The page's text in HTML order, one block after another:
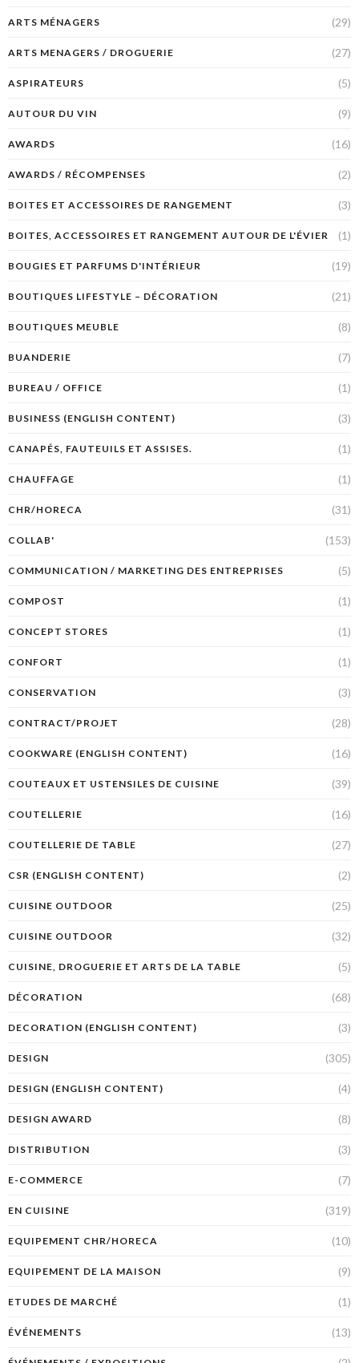
ARTS MÉNAGERS (29)
ARTS MENAGERS / DROGUERIE (27)
ASPIRATEURS (5)
AUTOUR DU VIN (9)
AWARDS (16)
AWARDS / RÉCOMPENSES (2)
BOITES ET ACCESSOIRES DE RANGEMENT (3)
BOITES, ACCESSOIRES ET RANGEMENT AUTOUR DE L'ÉVIER (1)
BOUGIES ET PARFUMS D'INTÉRIEUR (19)
BOUTIQUES LIFESTYLE – DÉCORATION (21)
BOUTIQUES MEUBLE (8)
BUANDERIE (7)
BUREAU / OFFICE (1)
BUSINESS (ENGLISH CONTENT) (3)
CANAPÉS, FAUTEUILS ET ASSISES. (1)
CHAUFFAGE (1)
CHR/HORECA (31)
COLLAB' (153)
COMMUNICATION / MARKETING DES ENTREPRISES (5)
COMPOST (1)
CONCEPT STORES (1)
CONFORT (1)
CONSERVATION (3)
CONTRACT/PROJET (28)
COOKWARE (ENGLISH CONTENT) (16)
COUTEAUX ET USTENSILES DE CUISINE (39)
COUTELLERIE (16)
COUTELLERIE DE TABLE (27)
CSR (ENGLISH CONTENT) (2)
CUISINE OUTDOOR (25)
CUISINE OUTDOOR (32)
CUISINE, DROGUERIE ET ARTS DE LA TABLE (5)
DÉCORATION (68)
DECORATION (ENGLISH CONTENT) (3)
DESIGN (305)
DESIGN (ENGLISH CONTENT) (4)
DESIGN AWARD (8)
DISTRIBUTION (3)
E-COMMERCE (7)
EN CUISINE (319)
EQUIPEMENT CHR/HORECA (10)
EQUIPEMENT DE LA MAISON (9)
ETUDES DE MARCHÉ (1)
ÉVÉNEMENTS (13)